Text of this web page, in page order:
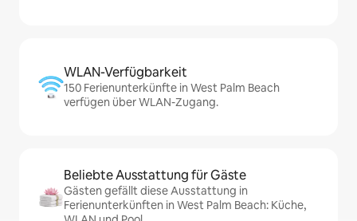
WLAN-Verfügbarkeit
150 Ferienunterkünfte in West Palm Beach
verfügen über WLAN-Zugang.
Beliebte Ausstattung für Gäste
Gästen gefällt diese Ausstattung in
Ferienunterkünften in West Palm Beach: Küche,